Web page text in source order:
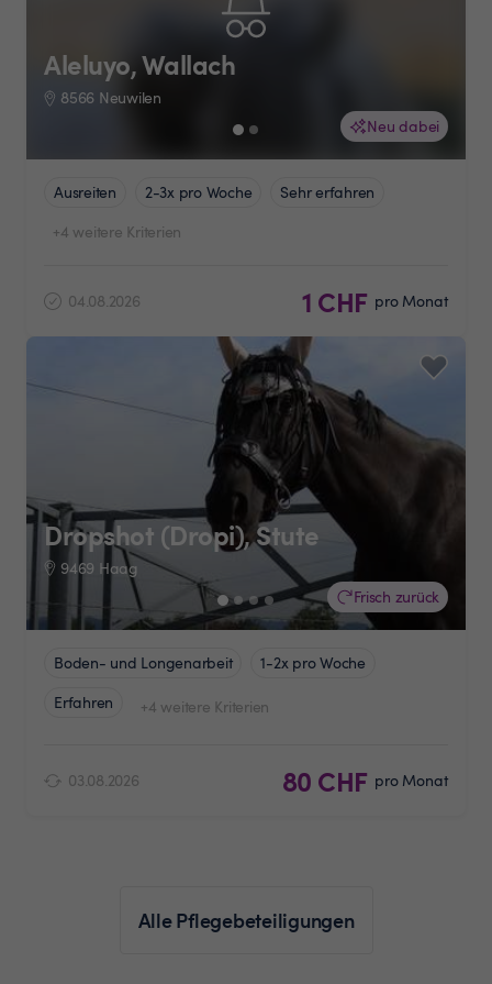
Neu dabei
Aleluyo, Wallach
8566 Neuwilen
Ausreiten 2-3x pro Woche
Sehr erfahren
+4 weitere Kriterien
04.08.2026 1 CHF pro Monat
Frisch zurück
Dropshot (Dropi), Stute
9469 Haag
Boden- und Longenarbeit
1-2x pro Woche
Erfahren
+4 weitere Kriterien
03.08.2026 80 CHF pro Monat
Alle Pflegebeteiligungen